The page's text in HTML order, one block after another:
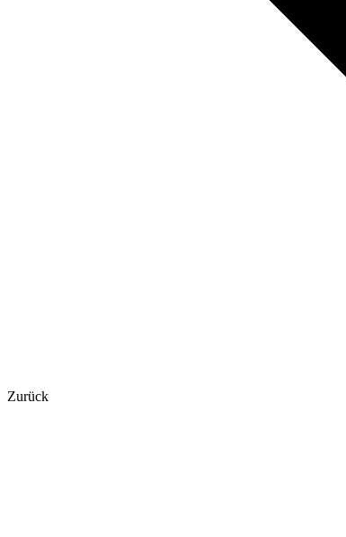
Zurück